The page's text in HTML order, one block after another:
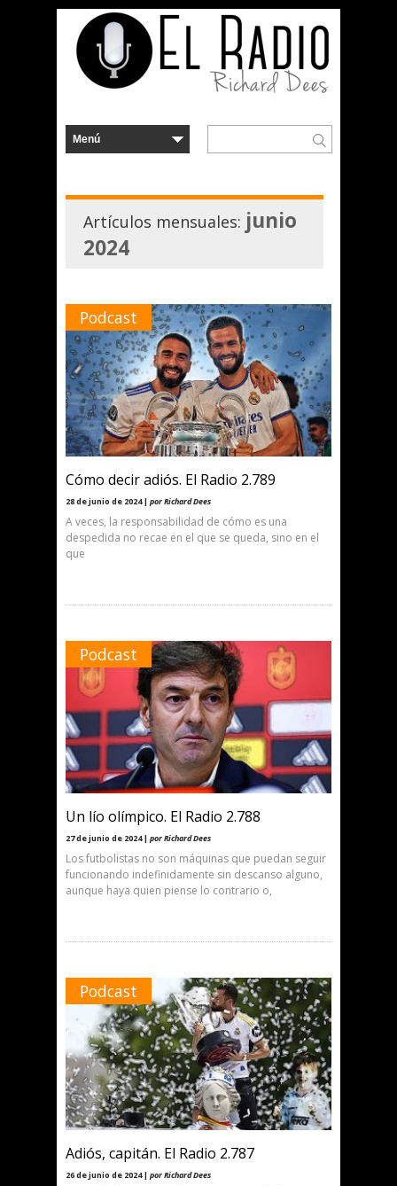
Artículos mensuales: junio
2024
Podcast
Cómo decir adiós. El Radio 2.789
28 de junio de 2024 | por Richard Dees
A veces, la responsabilidad de cómo es una
despedida no recae en el que se queda, sino en el
que
Podcast
Un lío olímpico. El Radio 2.788
27 de junio de 2024 | por Richard Dees
Los futbolistas no son máquinas que puedan seguir
funcionando indefinidamente sin descanso alguno,
aunque haya quien piense lo contrario o,
Podcast
Adiós, capitán. El Radio 2.787
26 de junio de 2024 | por Richard Dees